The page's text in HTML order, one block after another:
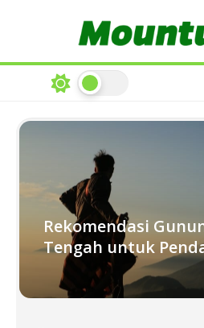
Rekomendasi
Tengah untuk